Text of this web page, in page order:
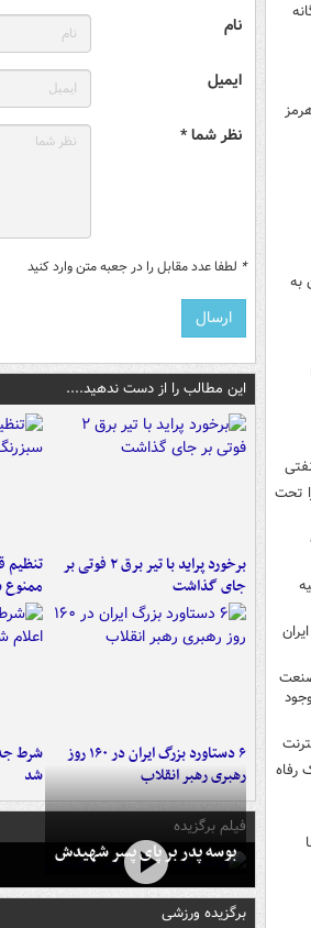
زائر اربعین از مرزهای ۶گانه
به
تحت
رفاه
نام
ایمیل
نظر شما *
* لطفا عدد مقابل را در جعبه متن وارد کنید
این مطالب را از دست ندهید....
برخورد پراید با تیر برق ۲ فوتی بر
جای گذاشت
تنظیم
۶ دستاورد بزرگ ایران در ۱۶۰ روز
رهبری رهبر انقلاب
شرط
شد
فیلم برگزیده
بوسه‌ پدر بر پای پسر شهیدش
برگزیده ورزشی